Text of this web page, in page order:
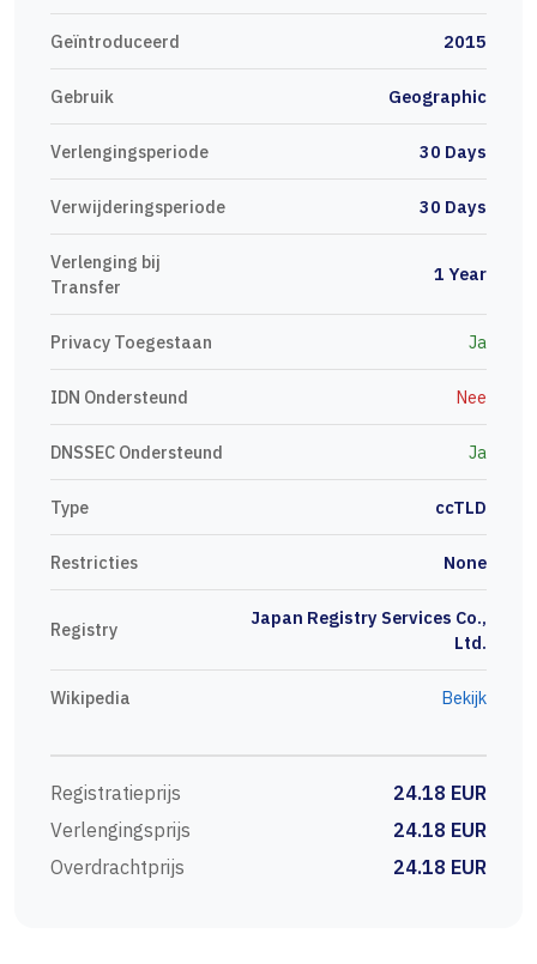
Geïntroduceerd 2015
Gebruik Geographic
Verlengingsperiode 30 Days
Verwijderingsperiode 30 Days
Verlenging bij
Transfer
1 Year
Privacy Toegestaan Ja
IDN Ondersteund Nee
DNSSEC Ondersteund Ja
Type ccTLD
Restricties None
Registry
Japan Registry Services Co.,
Ltd.
Wikipedia Bekijk
Registratieprijs
24.18 EUR
Verlengingsprijs
24.18 EUR
Overdrachtprijs
24.18 EUR